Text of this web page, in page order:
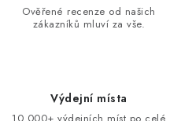
Ověřené recenze od našich
zákazníků mluví za vše.
Výdejní místa